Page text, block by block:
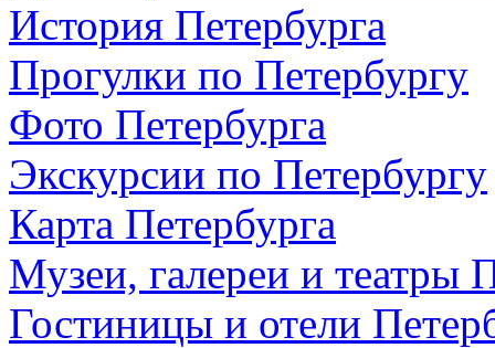
История Петербурга
Прогулки по Петербургу
Фото Петербурга
Экскурсии по Петербургу
Карта Петербурга
Музеи, галереи и театры
Гостиницы и отели